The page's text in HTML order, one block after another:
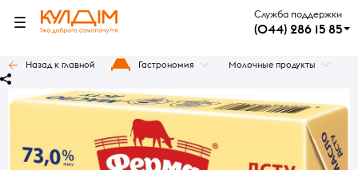
Служба поддержки
(044) 286 15 85
Назад к главной Гастрономия Молочные продукты